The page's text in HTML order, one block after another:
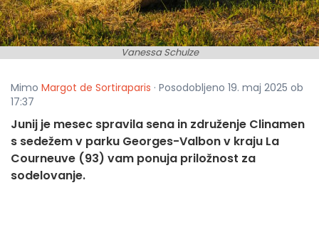
Vanessa Schulze
Mimo Margot de Sortiraparis · Posodobljeno 19. maj 2025 ob
17:37
Junij je mesec spravila sena in združenje Clinamen
s sedežem v parku Georges-Valbon v kraju La
Courneuve (93) vam ponuja priložnost za
sodelovanje.